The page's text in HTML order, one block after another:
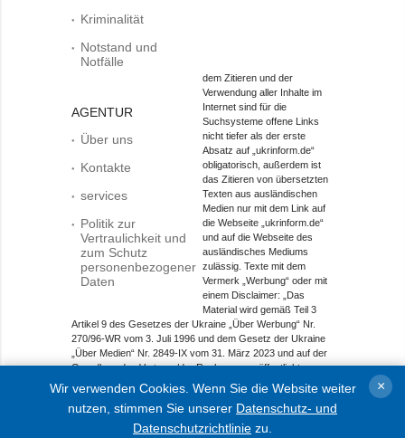
Kriminalität
Notstand und
Notfälle
AGENTUR
Über uns
Kontakte
services
Politik zur
Vertraulichkeit und
zum Schutz
personenbezogener
Daten
dem Zitieren und der
Verwendung aller Inhalte im
Internet sind für die
Suchsysteme offene Links
nicht tiefer als der erste
Absatz auf „ukrinform.de“
obligatorisch, außerdem ist
das Zitieren von übersetzten
Texten aus ausländischen
Medien nur mit dem Link auf
die Webseite „ukrinform.de“
und auf die Webseite des
ausländisches Mediums
zulässig. Texte mit dem
Vermerk „Werbung“ oder mit
einem Disclaimer: „Das
Material wird gemäß Teil 3
Artikel 9 des Gesetzes der Ukraine „Über Werbung“ Nr.
270/96-WR vom 3. Juli 1996 und dem Gesetz der Ukraine
„Über Medien“ Nr. 2849-IX vom 31. März 2023 und auf der
Grundlage des Vertrags/der Rechnung veröffentlicht.
© 2015-2026 Ukrinform. Alle Rechte sind geschützt.
Wir verwenden Cookies. Wenn Sie die Website weiter
nutzen, stimmen Sie unserer Datenschutz- und
Datenschutzrichtlinie zu.
×